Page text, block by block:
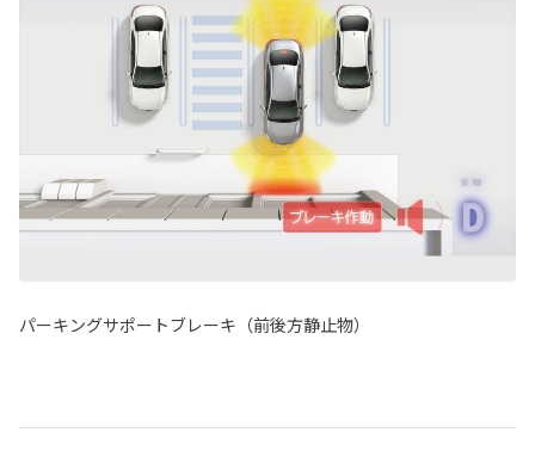
パーキングサポートブレーキ（前後方静止物）